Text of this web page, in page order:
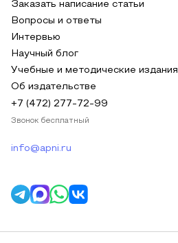
Заказать написание статьи
Вопросы и ответы
Интервью
Научный блог
Учебные и методические издания
Об издательстве
+7 (472) 277-72-99
Звонок бесплатный
info@apni.ru